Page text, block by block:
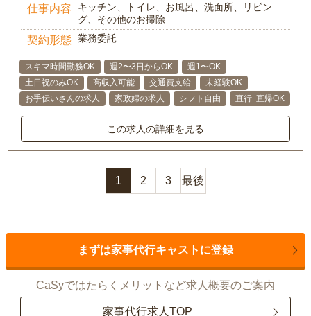
仕事内容
キッチン、トイレ、お風呂、洗面所、リビン
グ、その他のお掃除
契約形態 業務委託
スキマ時間勤務OK 週2〜3日からOK
週1〜OK
土日祝のみOK
高収入可能 交通費支給
未経験OK
お手伝いさんの求人
家政婦の求人 シフト自由 直行･直帰OK
この求人の詳細を見る
1 2 3 最後
まずは家事代行キャストに登録
CaSyではたらくメリットなど求人概要のご案内
家事代行求人TOP